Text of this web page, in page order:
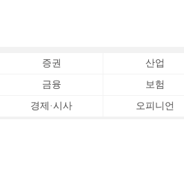
증권 산업
금융 보험
경제·시사 오피니언